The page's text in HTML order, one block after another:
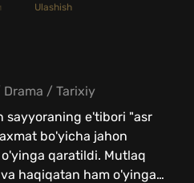
Ulashish
Drama / Tarixiy
sayyoraning e'tibori "asr
bo'yicha jahon
qaratildi. Mutlaq
haqiqatan ham o'yinga…